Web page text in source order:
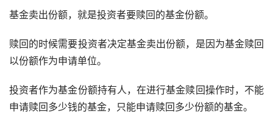
基金卖出份额，就是投资者要赎回的基金份额。
赎回的时候需要投资者决定基金卖出份额，是因为基金赎回
以份额作为申请单位。
投资者作为基金份额持有人，在进行基金赎回操作时，不能
申请赎回多少钱的基金，只能申请赎回多少份额的基金。